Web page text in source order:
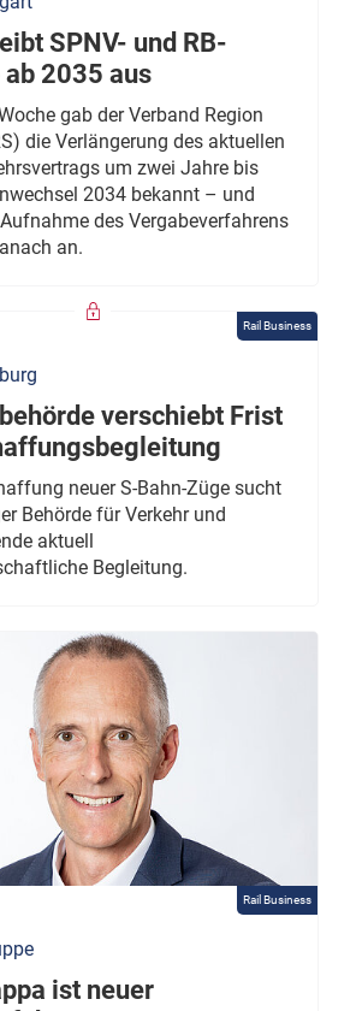
SPNV- und RB-
2035 aus
gab der Verband Region
die Verlängerung des aktuellen
um zwei Jahre bis
2034 bekannt – und
des Vergabeverfahrens
an.
Rail Business
verschiebt Frist
neuer S-Bahn-Züge sucht
Behörde für Verkehr und
aktuell
Begleitung.
Rail Business
ist neuer